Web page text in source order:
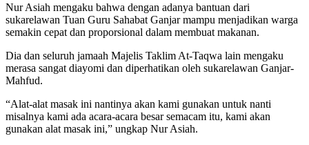
Nur Asiah mengaku bahwa dengan adanya bantuan dari
sukarelawan Tuan Guru Sahabat Ganjar mampu menjadikan warga
semakin cepat dan proporsional dalam membuat makanan.
Dia dan seluruh jamaah Majelis Taklim At-Taqwa lain mengaku
merasa sangat diayomi dan diperhatikan oleh sukarelawan Ganjar-
Mahfud.
“Alat-alat masak ini nantinya akan kami gunakan untuk nanti
misalnya kami ada acara-acara besar semacam itu, kami akan
gunakan alat masak ini,” ungkap Nur Asiah.